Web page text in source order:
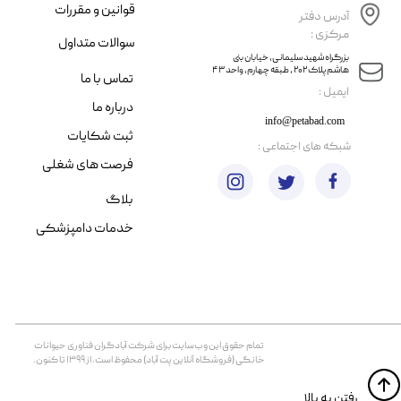
​ایمیل :
آدرس دفتر
مرکزی :
info@petabad.com
​​بزرگراه شهید سلیمانی، خیابان بنی
هاشم پلاک ۲۰۲ ، طبقه چهارم، واحد ۴۳
تمام حقوق اين وب‌سايت برای شرکت آبادگران فناوری حیوانات
خانگی (فروشگاه آنلاین پت آباد) محفوظ است. از ۱۳۹۹ تا کنون.
قوانین و مقررات
سوالات متداول
تماس با ما
درباره ما
ثبت شکایات
فرصت های شغلی
​شبکه های اجتماعی :
بلاگ
خدمات دامپزشکی